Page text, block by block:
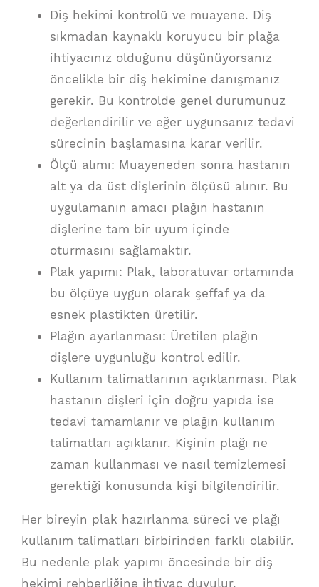
Diş hekimi kontrolü ve muayene. Diş
sıkmadan kaynaklı koruyucu bir plağa
ihtiyacınız olduğunu düşünüyorsanız
öncelikle bir diş hekimine danışmanız
gerekir. Bu kontrolde genel durumunuz
değerlendirilir ve eğer uygunsanız tedavi
sürecinin başlamasına karar verilir.
Ölçü alımı: Muayeneden sonra hastanın
alt ya da üst dişlerinin ölçüsü alınır. Bu
uygulamanın amacı plağın hastanın
dişlerine tam bir uyum içinde
oturmasını sağlamaktır.
Plak yapımı: Plak, laboratuvar ortamında
bu ölçüye uygun olarak şeffaf ya da
esnek plastikten üretilir.
Plağın ayarlanması: Üretilen plağın
dişlere uygunluğu kontrol edilir.
Kullanım talimatlarının açıklanması. Plak
hastanın dişleri için doğru yapıda ise
tedavi tamamlanır ve plağın kullanım
talimatları açıklanır. Kişinin plağı ne
zaman kullanması ve nasıl temizlemesi
gerektiği konusunda kişi bilgilendirilir.
Her bireyin plak hazırlanma süreci ve plağı
kullanım talimatları birbirinden farklı olabilir.
Bu nedenle plak yapımı öncesinde bir diş
hekimi rehberliğine ihtiyaç duyulur.